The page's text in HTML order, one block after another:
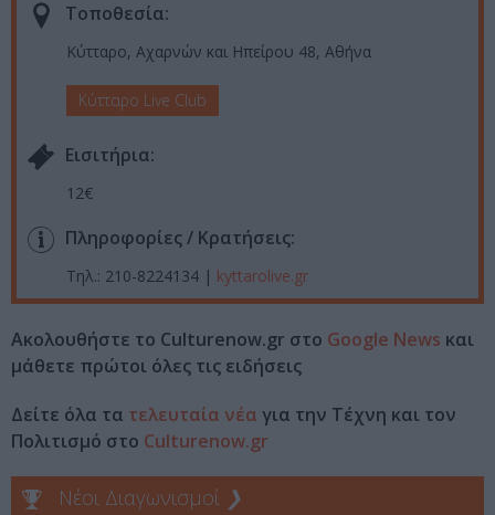
Τοποθεσία:
Κύτταρο, Αχαρνών και Ηπείρου 48, Αθήνα
Κύτταρο Live Club
Eισιτήρια:
12€
Πληροφορίες / Κρατήσεις:
Τηλ.: 210-8224134 | kyttarolive.gr
Ακολουθήστε το Culturenow.gr στο Google News και
μάθετε πρώτοι όλες τις ειδήσεις
Δείτε όλα τα τελευταία νέα για την Τέχνη και τον
Πολιτισμό στο Culturenow.gr
Νέοι Διαγωνισμοί ❯